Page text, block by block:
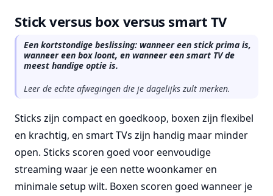
Stick versus box versus smart TV
Een kortstondige beslissing: wanneer een stick prima is,
wanneer een box loont, en wanneer een smart TV de
meest handige optie is.
Leer de echte afwegingen die je dagelijks zult merken.
Sticks zijn compact en goedkoop, boxen zijn flexibel
en krachtig, en smart TVs zijn handig maar minder
open. Sticks scoren goed voor eenvoudige
streaming waar je een nette woonkamer en
minimale setup wilt. Boxen scoren goed wanneer je